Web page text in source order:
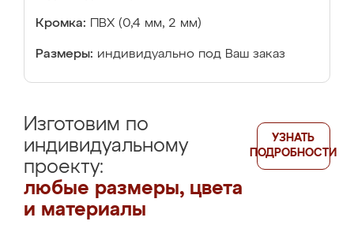
Кромка: ПВХ (0,4 мм, 2 мм)
Размеры: индивидуально под Ваш заказ
Изготовим по
индивидуальному
проекту:
любые размеры, цвета
и материалы
УЗНАТЬ
ПОДРОБНОСТИ